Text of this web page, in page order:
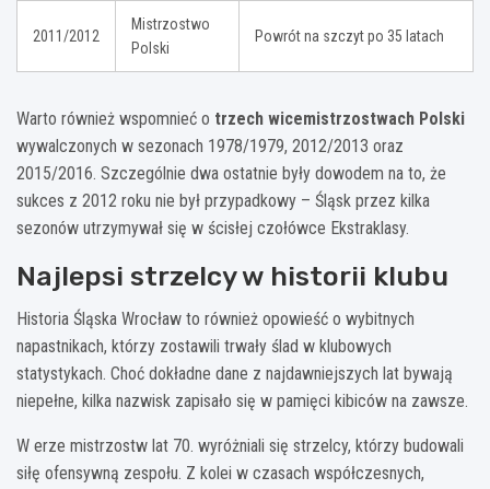
2011/2012
Mistrzostwo
Polski
Powrót na szczyt po 35 latach
Warto również wspomnieć o trzech wicemistrzostwach Polski
wywalczonych w sezonach 1978/1979, 2012/2013 oraz
2015/2016. Szczególnie dwa ostatnie były dowodem na to, że
sukces z 2012 roku nie był przypadkowy – Śląsk przez kilka
sezonów utrzymywał się w ścisłej czołówce Ekstraklasy.
Najlepsi strzelcy w historii klubu
Historia Śląska Wrocław to również opowieść o wybitnych
napastnikach, którzy zostawili trwały ślad w klubowych
statystykach. Choć dokładne dane z najdawniejszych lat bywają
niepełne, kilka nazwisk zapisało się w pamięci kibiców na zawsze.
W erze mistrzostw lat 70. wyróżniali się strzelcy, którzy budowali
siłę ofensywną zespołu. Z kolei w czasach współczesnych,